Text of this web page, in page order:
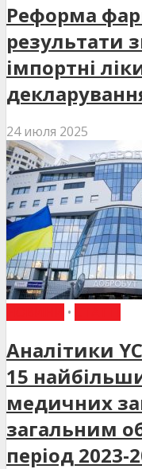
Реформа
результати
імпортні
24 июля 2025
•
Аналітики
15
медичних
загальним
період 2023-